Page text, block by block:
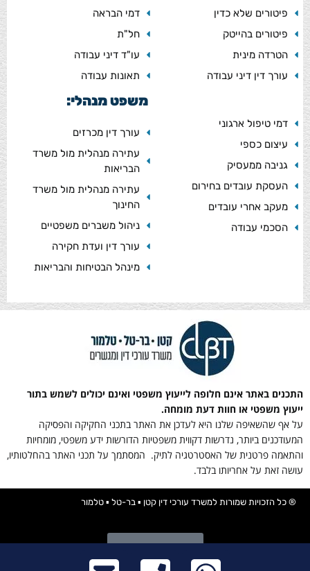
פיטורים שלא כדין
פיטורים בהייטק
הטרדה מינית
עורך דין דיני עבודה
דמי הבראה
חל"ת
עו"ד דיני עבודה
תאונות עבודה
דמי טיפול ארגוני
עיצום כספי
גניבה ממעסיק
העסקת עובדים בחירום
מעקב אחרי עובדים
הסכמי עבודה
משפט מנהלי:
עורך דין מכרזים
עתירה מנהלית מול משרד
הבריאות
עתירה מנהלית מול משרד
החינוך
ניהול משברים משפטיים
עורך דין ועדת חקירה
מינהל הבטיחות והבריאות
התכנים באתר אינם חלופה לייעוץ משפטי ואינם יכולים לשמש בתור
ייעוץ משפטי או חוות דעת מומחה.
על אף שהשאיפה שלנו היא לעדכן את האתר בתכני החקיקה והפסיקה
המעודכנים ביותר, נדרשות דקווית משפטיות הדורשות ידע משפטי, מומחיות
והתאמה פרטנית של האסטרטגיה לתיק. המסתמך על תכני האתר בהחלטותיו,
עושה זאת על אחריותו בלבד.
® כל הזכויות שמורות למשרד עורכי דין קטן ▪ בר-טל ▪ טלמור
תקנון פרטיות